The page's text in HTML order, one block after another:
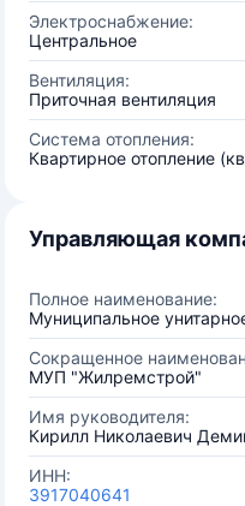
Электроснабжение:
Центральное
Вентиляция:
Приточная вентиляция
Система отопления:
Квартирное отопление
Управляющая
Полное наименование:
Муниципальное
Сокращенное
МУП "Жилремстрой"
Имя руководителя:
Кирилл Николаевич
ИНН:
3917040641